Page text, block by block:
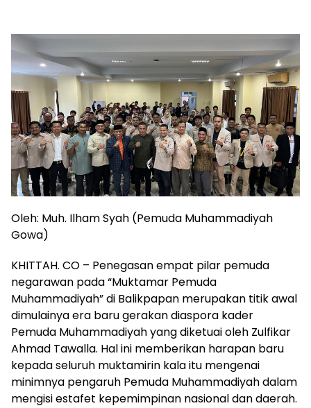
Oleh: Muh. Ilham Syah (Pemuda Muhammadiyah
Gowa)
KHITTAH. CO – Penegasan empat pilar pemuda
negarawan pada “Muktamar Pemuda
Muhammadiyah” di Balikpapan merupakan titik awal
dimulainya era baru gerakan diaspora kader
Pemuda Muhammadiyah yang diketuai oleh Zulfikar
Ahmad Tawalla. Hal ini memberikan harapan baru
kepada seluruh muktamirin kala itu mengenai
minimnya pengaruh Pemuda Muhammadiyah dalam
mengisi estafet kepemimpinan nasional dan daerah.